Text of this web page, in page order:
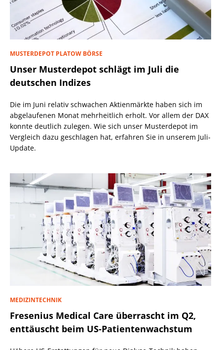
MUSTERDEPOT PLATOW BÖRSE
Unser Musterdepot schlägt im Juli die
deutschen Indizes
Die im Juni relativ schwachen Aktienmärkte haben sich im
abgelaufenen Monat mehrheitlich erholt. Vor allem der DAX
konnte deutlich zulegen. Wie sich unser Musterdepot im
Vergleich dazu geschlagen hat, erfahren Sie in unserem Juli-
Update.
MEDIZINTECHNIK
Fresenius Medical Care überrascht im Q2,
enttäuscht beim US-Patientenwachstum